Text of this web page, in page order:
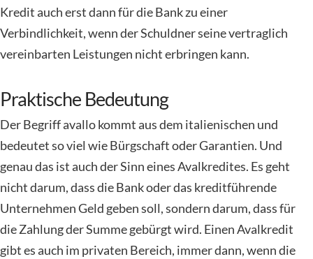
Kredit auch erst dann für die Bank zu einer
Verbindlichkeit, wenn der Schuldner seine vertraglich
vereinbarten Leistungen nicht erbringen kann.
Praktische Bedeutung
Der Begriff avallo kommt aus dem italienischen und
bedeutet so viel wie Bürgschaft oder Garantien. Und
genau das ist auch der Sinn eines Avalkredites. Es geht
nicht darum, dass die Bank oder das kreditführende
Unternehmen Geld geben soll, sondern darum, dass für
die Zahlung der Summe gebürgt wird. Einen Avalkredit
gibt es auch im privaten Bereich, immer dann, wenn die